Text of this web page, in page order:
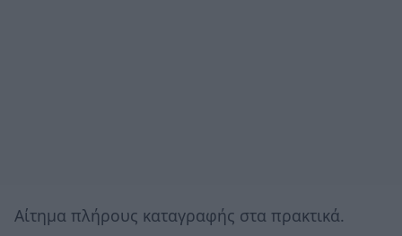
Αίτημα πλήρους καταγραφής στα πρακτικά.